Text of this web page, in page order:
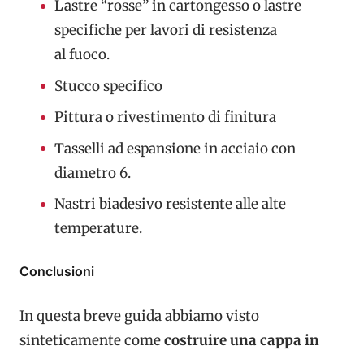
Lastre “rosse” in cartongesso o lastre
specifiche per lavori di resistenza
al fuoco.
Stucco specifico
Pittura o rivestimento di finitura
Tasselli ad espansione in acciaio con
diametro 6.
Nastri biadesivo resistente alle alte
temperature.
Conclusioni
In questa breve guida abbiamo visto
sinteticamente comecostruire una cappa in